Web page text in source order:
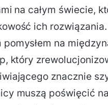
na całym świecie,
ich
pomysłem na
który
znacznie
muszą poświęcić